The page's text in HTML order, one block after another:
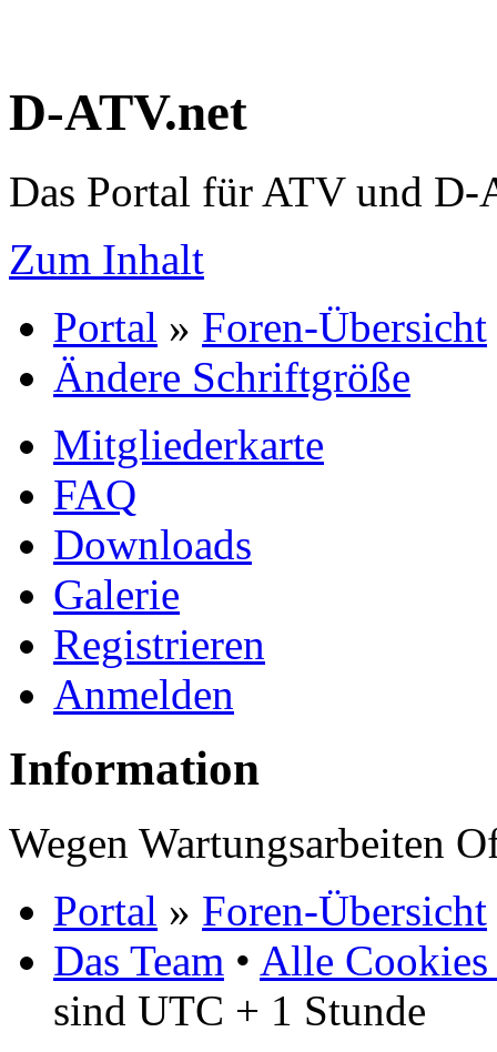
D-ATV.net
Das Portal für ATV und D-
Zum Inhalt
Portal » Foren-Übersicht
Ändere Schriftgröße
Mitgliederkarte
FAQ
Downloads
Galerie
Registrieren
Anmelden
Information
Wegen Wartungsarbeiten
Portal » Foren-Übersicht
Das Team • Alle Cookies
sind UTC + 1 Stunde